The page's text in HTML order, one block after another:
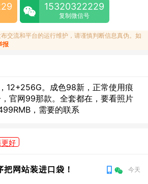
15320322229
复制微信号
交流和平台的运行维护，请谨慎判断信息真伪。如
报
12+256G。成色98新，正常使用痕
官网99那款。全套都在，要看照片
，需要的联系
更好
网站装进口袋！ 今天